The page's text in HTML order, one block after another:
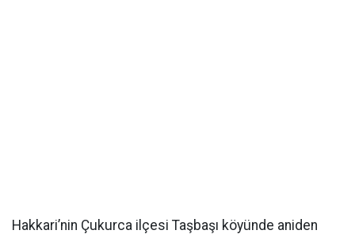
Hakkari’nin Çukurca ilçesi Taşbaşı köyünde aniden